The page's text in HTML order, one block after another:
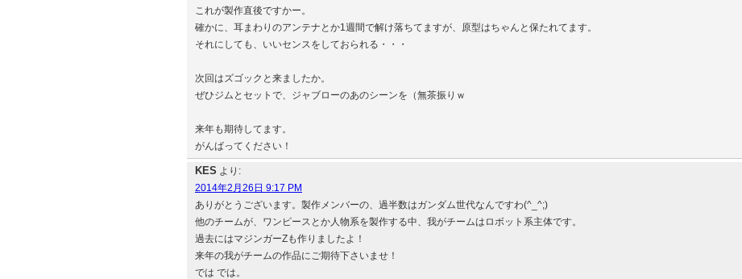
これが製作直後ですかー。
確かに、耳まわりのアンテナとか1週間で解け落ちてますが、原型はちゃんと保たれてます。
それにしても、いいセンスをしておられる・・・
次回はズゴックと来ましたか。
ぜひジムとセットで、ジャブローのあのシーンを（無茶振りｗ
来年も期待してます。
がんばってください！
KES より:
2014年2月26日 9:17 PM
ありがとうございます。製作メンバーの、過半数はガンダム世代なんですわ(^_^;)
他のチームが、ワンピースとか人物系を製作する中、我がチームはロボット系主体です。
過去にはマジンガーZも作りましたよ！
来年の我がチームの作品にご期待下さいませ！
では では。